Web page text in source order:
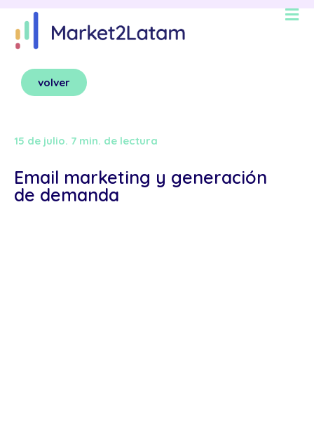
volver
15 de julio. 7 min. de lectura
Email marketing y generación
de demanda